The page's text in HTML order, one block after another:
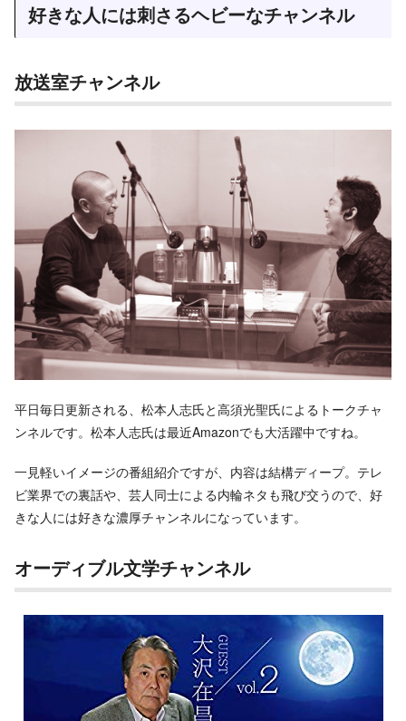
好きな人には刺さるヘビーなチャンネル
放送室チャンネル
平日毎日更新される、松本人志氏と高須光聖氏によるトークチャ
ンネルです。松本人志氏は最近Amazonでも大活躍中ですね。
一見軽いイメージの番組紹介ですが、内容は結構ディープ。テレ
ビ業界での裏話や、芸人同士による内輪ネタも飛び交うので、好
きな人には好きな濃厚チャンネルになっています。
オーディブル文学チャンネル